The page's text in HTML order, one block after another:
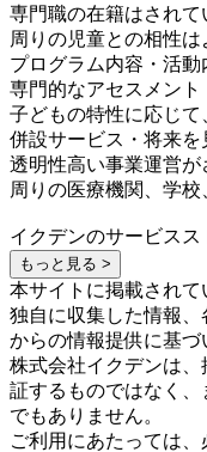
専門職の在籍はされ
周りの児童との相性は
プログラム内容・活
専門的なアセスメン
子どもの特性に応じ
併設サービス・将来を
透明性高い事業運営が
周りの医療機関、学
イクデンのサービス
もっと見る >
本サイトに掲載され
独自に収集した情報
からの情報提供に基づ
株式会社イクデンは
証するものではなく
でもありません。
ご利用にあたっては、